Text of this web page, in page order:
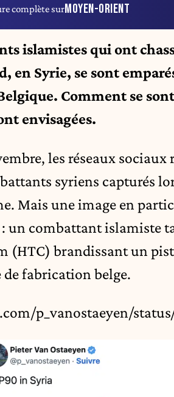
complète surMOYEN-ORIENT
islamistes qui ont
en Syrie, se sont
Comment se
envisagées.
les réseaux sociaux
syriens capturés
Mais une image en
: un combattant islamiste
(HTC) brandissant un
de fabrication belge.
p_vanostaeyen/